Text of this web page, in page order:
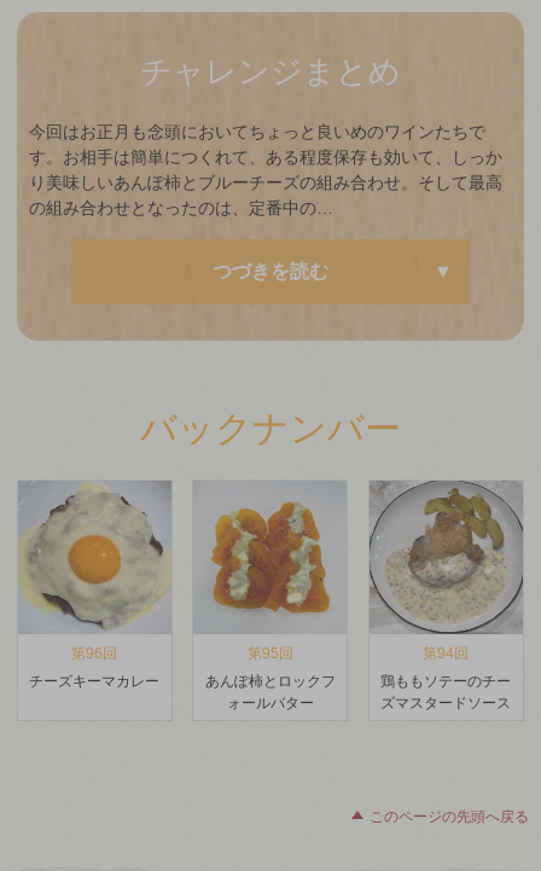
チャレンジまとめ
今回はお正月も念頭においてちょっと良いめのワインたちで
す。お相手は簡単につくれて、ある程度保存も効いて、しっか
り美味しいあんぽ柿とブルーチーズの組み合わせ。そして最高
の組み合わせとなったのは、定番中の…
つづきを読む
バックナンバー
第96回
チーズキーマカレー
第95回
あんぽ柿とロックフ
ォールバター
第94回
鶏ももソテーのチー
ズマスタードソース
このページの先頭へ戻る